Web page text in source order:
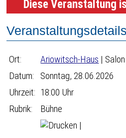
Diese Veranstaltung
Veranstaltungsdetails
Ort: Ariowitsch-Haus | Salon
Datum:
Sonntag, 28.06.2026
Uhrzeit: 18:00 Uhr
Rubrik:
Bühne
|